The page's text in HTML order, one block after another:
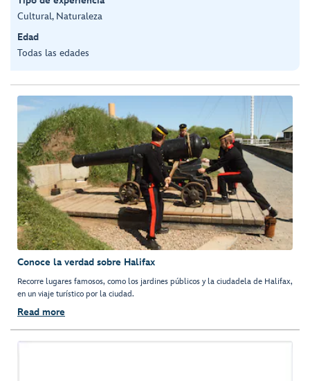
Cultural, Naturaleza
Edad
Todas las edades
Conoce la verdad sobre Halifax
Recorre lugares famosos, como los jardines públicos y la ciudadela de Halifax,
en un viaje turístico por la ciudad.
Read more